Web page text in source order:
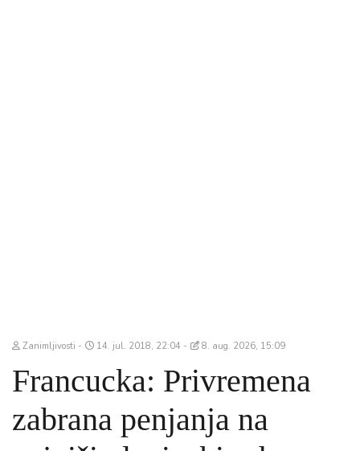
Zanimljivosti 14. jul. 2018, 22:04 8. aug. 2026, 15:09
Francucka: Privremena
zabrana penjanja na